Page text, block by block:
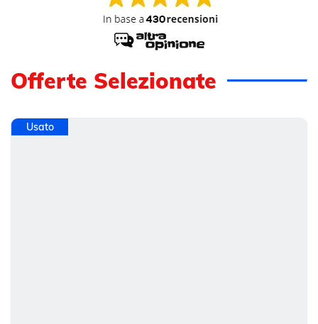
Offerte Selezionate
Usato